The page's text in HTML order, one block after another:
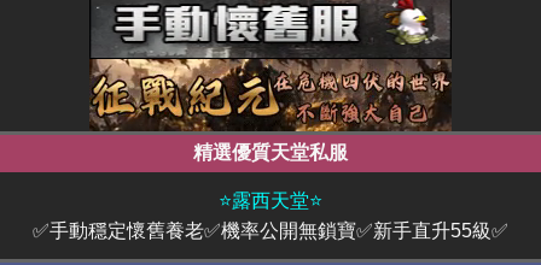
精選優質天堂私服
⭐露西天堂⭐
✅手動穩定懷舊養老✅機率公開無鎖寶✅新手直升55級✅